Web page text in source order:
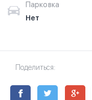
Парковка
Нет
Поделиться: